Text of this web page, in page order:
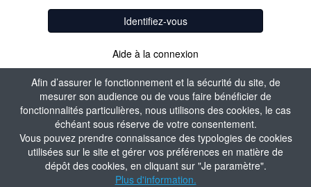
Afin d’assurer le fonctionnement et la sécurité du site, de
mesurer son audience ou de vous faire bénéficier de
fonctionnalités particulières, nous utilisons des cookies, le cas
échéant sous réserve de votre consentement.
Vous pouvez prendre connaissance des typologies de cookies
utilisées sur le site et gérer vos préférences en matière de
dépôt des cookies, en cliquant sur "Je paramètre".
Plus d'information.
Identifiez-vous
Aide à la connexion